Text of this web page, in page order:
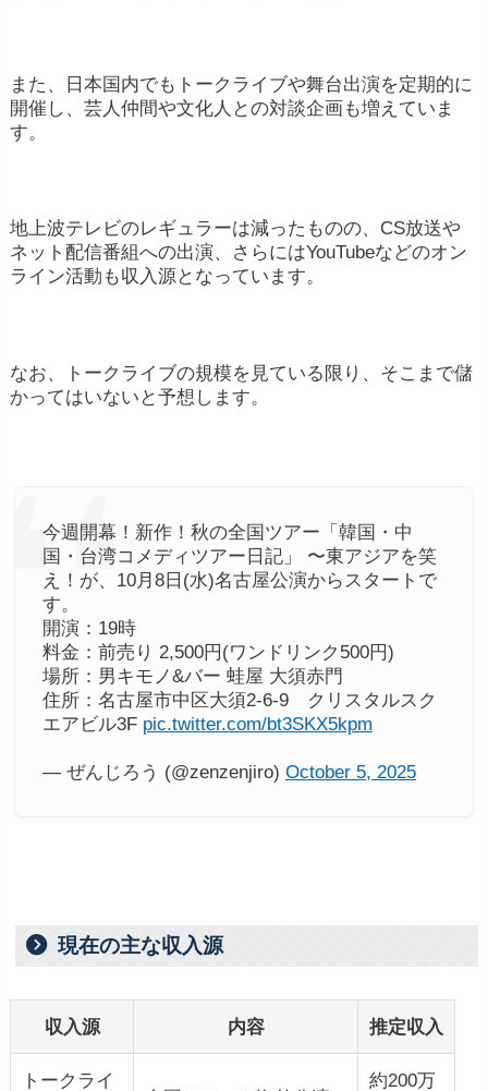
また、日本国内でもトークライブや舞台出演を定期的に
開催し、芸人仲間や文化人との対談企画も増えていま
す。
地上波テレビのレギュラーは減ったものの、CS放送や
ネット配信番組への出演、さらにはYouTubeなどのオン
ライン活動も収入源となっています。
なお、トークライブの規模を見ている限り、そこまで儲
かってはいないと予想します。
今週開幕！新作！秋の全国ツアー「韓国・中
国・台湾コメディツアー日記」 〜東アジアを笑
え！が、10月8日(水)名古屋公演からスタートで
す。
開演：19時
料金：前売り 2,500円(ワンドリンク500円)
場所：男キモノ&バー 蛙屋 大須赤門
住所：名古屋市中区大須2-6-9 クリスタルスク
エアビル3F pic.twitter.com/bt3SKX5kpm
— ぜんじろう (@zenzenjiro) October 5, 2025
現在の主な収入源
収入源 内容 推定収入
トークライ
約200万